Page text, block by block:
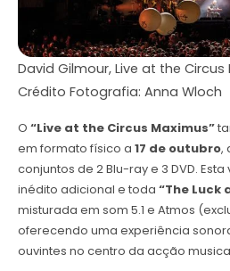
David Gilmour, Live at the Circus
Crédito Fotografia: Anna Wloch
O “Live at the Circus Maximus”
em formato físico a 17 de outubro,
conjuntos de 2 Blu-ray e 3 DVD.
inédito adicional e toda “The Luck
misturada em som 5.1 e Atmos
oferecendo uma experiência
ouvintes no centro da acção